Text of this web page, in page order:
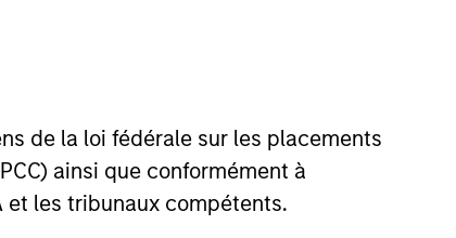
de la loi fédérale sur les placements
ainsi que conformément à
et les tribunaux compétents.